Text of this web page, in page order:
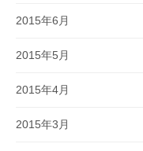
2015年6月
2015年5月
2015年4月
2015年3月